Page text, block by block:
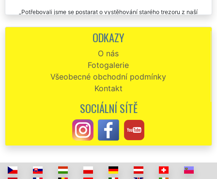
Potřebovali jsme se postarat o vystěhování starého trezoru z naší
druhý den se nám o toto stěhování chlapi z EXTRA STĚHOVÁNÍ
postarali. Výborná zkušenost, určitě budeme využívat i nadále tyto
ODKAZY
O nás
Fotogalerie
Všeobecné obchodní podmínky
Kontakt
SOCIÁLNÍ SÍTĚ